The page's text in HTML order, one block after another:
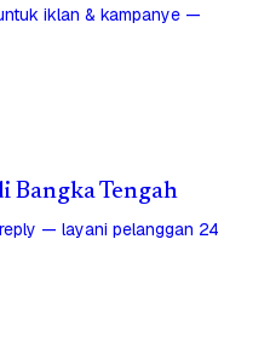
iklan & kampanye —
Bangka Tengah
— layani pelanggan 24